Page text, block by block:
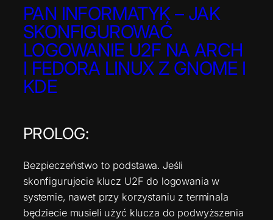
PAN INFORMATYK – JAK
SKONFIGUROWAĆ
LOGOWANIE U2F NA ARCH
I FEDORA LINUX Z GNOME I
KDE
PROLOG:
Bezpieczeństwo to podstawa. Jeśli
skonfigurujecie klucz U2F do logowania w
systemie, nawet przy korzystaniu z terminala
będziecie musieli użyć klucza do podwyższenia